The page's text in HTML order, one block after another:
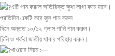
এটি পান করলে অতিরিক্ত ক্ষুধা লাগা কমে যাবে।
প্রতিদিন একটি করে জুস পান করুন
দিনে অন্তত ১০/১২ গ্লাস পানি পান করুন।
চিনি ও শর্করা জাতীয় খাবার পরিহার করুন।
খাওয়ার নিয়ম :—-